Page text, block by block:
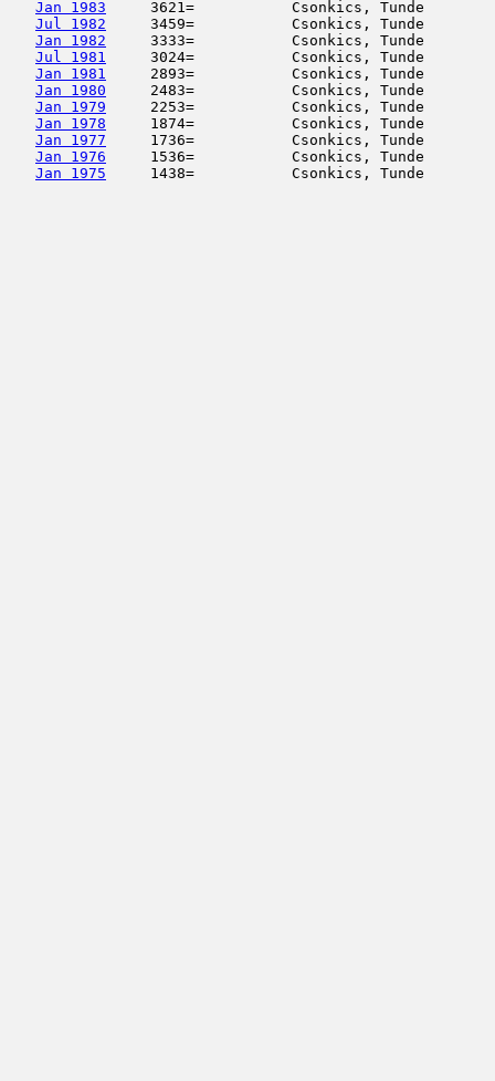
Jan 1983
3621=           Csonkics, Tunde
Jul 1982
3459=           Csonkics, Tunde
Jan 1982
3333=           Csonkics, Tunde
Jul 1981
3024=           Csonkics, Tunde
Jan 1981
2893=           Csonkics, Tunde
Jan 1980
2483=           Csonkics, Tunde
Jan 1979
2253=           Csonkics, Tunde
Jan 1978
1874=           Csonkics, Tunde
Jan 1977
1736=           Csonkics, Tunde
Jan 1976
1536=           Csonkics, Tunde
Jan 1975